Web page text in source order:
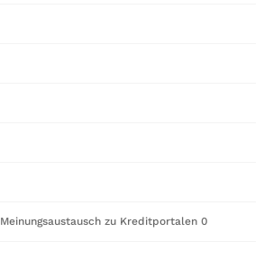
Meinungsaustausch zu Kreditportalen 0